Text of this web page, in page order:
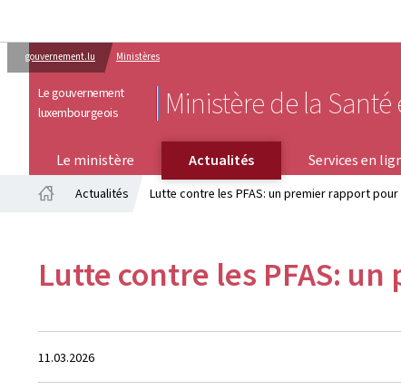
gouvernement.lu Ministères
Le gouvernement
luxembourgeois
Ministère de la
Le ministère Actualités Services en
Actualités Lutte contre les PFAS: un premier rapport
Lutte contre les PFAS:
Crée
le
11.03.2026